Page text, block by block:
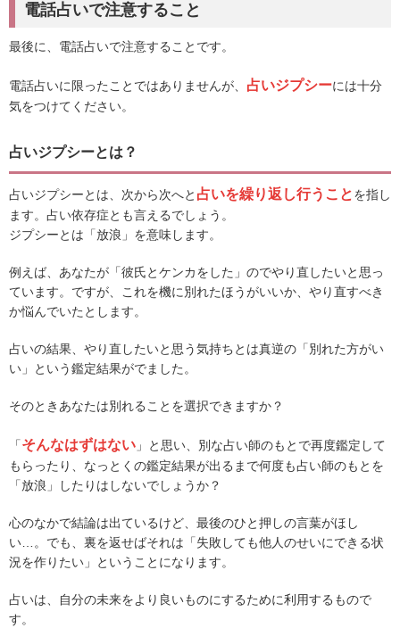
電話占いで注意すること
最後に、電話占いで注意することです。
電話占いに限ったことではありませんが、 占いジプシーには十分
気をつけてください。
占いジプシーとは？
占いジプシーとは、次から次へと 占いを繰り返し行うことを指し
ます。占い依存症とも言えるでしょう。
ジプシーとは「放浪」を意味します。
例えば、あなたが「彼氏とケンカをした」のでやり直したいと思っ
ています。ですが、これを機に別れたほうがいいか、やり直すべき
か悩んでいたとします。
占いの結果、やり直したいと思う気持ちとは真逆の「別れた方がい
い」という鑑定結果がでました。
そのときあなたは別れることを選択できますか？
「そんなはずはない 」と思い、別な占い師のもとで再度鑑定して
もらったり、なっとくの鑑定結果が出るまで何度も占い師のもとを
「放浪」したりはしないでしょうか？
心のなかで結論は出ているけど、最後のひと押しの言葉がほし
い…。でも、裏を返せばそれは「失敗しても他人のせいにできる状
況を作りたい」ということになります。
占いは、自分の未来をより良いものにするために利用するもので
す。